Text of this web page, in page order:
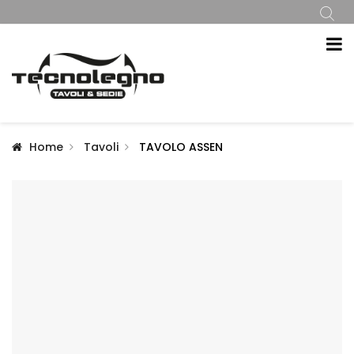
Home Tavoli TAVOLO ASSEN